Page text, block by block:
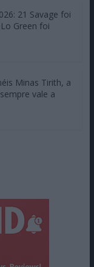
21 Savage foi
Green foi
Minas Tirith, a
vale a